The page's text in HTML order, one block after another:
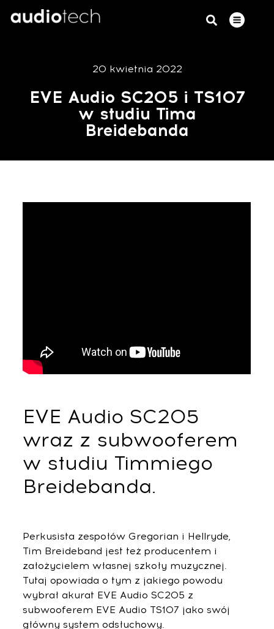
20 kwietnia 2022
EVE Audio SC205 i TS107
w studiu Tima
Breidebanda
EVE Audio SC205
wraz z subwooferem
w studiu Timmiego
Breidebanda.
Perkusista zespołów Gregorian i Hellryde,
Tim Breideband jest też producentem i
założycielem własnej szkoły muzycznej.
Tutaj opowiada o tym z jakiego powodu
wybrał akurat EVE Audio SC205 z
subwooferem EVE Audio TS107 jako swój
główny system odsłuchowy.